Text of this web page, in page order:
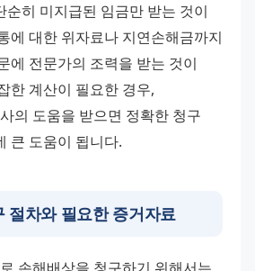
순히 미지급된 임금만 받는 것이
에 대한 위자료나 지연손해금까지
에 전문가의 조력을 받는 것이
한 계산이 필요한 경우,
의 도움을 받으면 정확한 청구
큰 도움이 됩니다.
절차와 필요한 증거자료